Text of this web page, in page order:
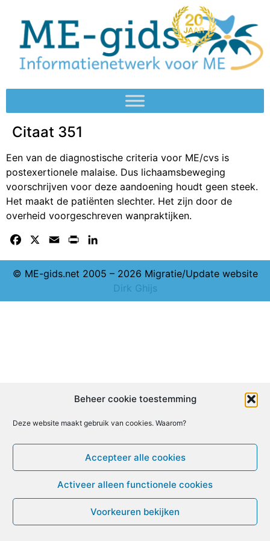
Beheer cookie toestemming
Deze website maakt gebruik van cookies. Waarom?
Accepteer alle cookies
Activeer alleen functionele cookies
Voorkeuren bekijken
Citaat 351
Een van de diagnostische criteria voor ME/cvs is
postexertionele malaise. Dus lichaamsbeweging
voorschrijven voor deze aandoening houdt geen steek.
Het maakt de patiënten slechter. Het zijn door de
overheid voorgeschreven wanpraktijken.
Facebook Email Print
© ME-gids.net 2005 – 2026 Migratie/Update website
Dirk Ghijs